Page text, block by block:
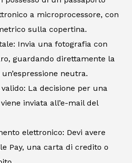
a microprocessore, con
sulla copertina.
Invia una fotografia con
guardando direttamente la
neutra.
La decisione per una
inviata all’e-mail del
elettronico: Devi avere
Pay, una carta di credito o